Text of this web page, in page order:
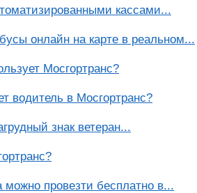
кассами...
онлайн на карте в реальном...
Мосгортранс?
водитель в Мосгортранс?
знак ветеран...
можно провезти бесплатно в...